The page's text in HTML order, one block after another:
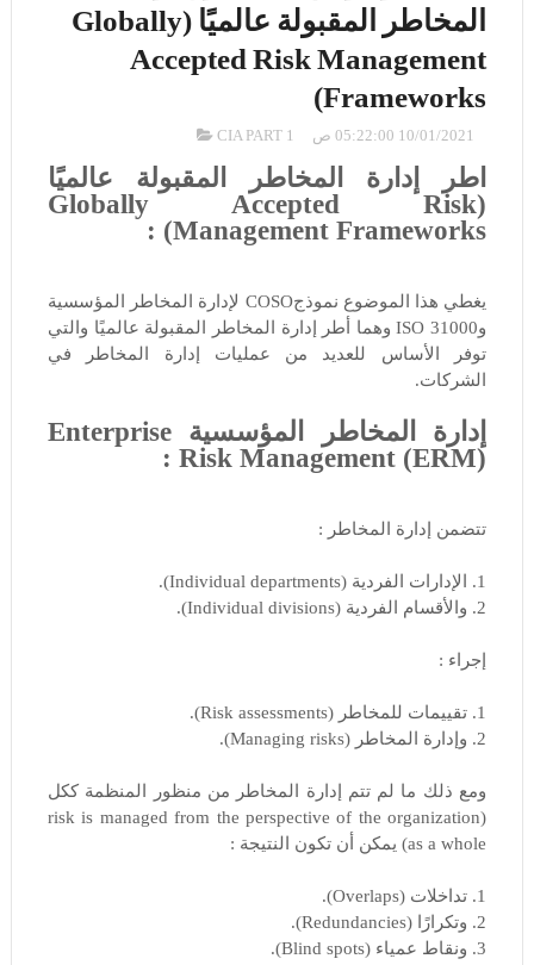
المخاطر المقبولة عالميًا (Globally
Accepted Risk Management
Frameworks)
10/01/2021 05:22:00 ص CIA PART 1
أطر إدارة المخاطر المقبولة عالميًا
(Globally Accepted Risk
Management Frameworks) :
يغطي هذا الموضوع نموذجCOSO لإدارة المخاطر المؤسسية
وISO 31000 وهما أطر إدارة المخاطر المقبولة عالميًا والتي
توفر الأساس للعديد من عمليات إدارة المخاطر في
الشركات.
إدارة المخاطر المؤسسية Enterprise
Risk Management (ERM) :
تتضمن إدارة المخاطر :
1. الإدارات الفردية (Individual departments).
2. والأقسام الفردية (Individual divisions).
إجراء :
1. تقييمات للمخاطر (Risk assessments).
2. وإدارة المخاطر (Managing risks).
ومع ذلك ما لم تتم إدارة المخاطر من منظور المنظمة ككل
(risk is managed from the perspective of the organization
as a whole) يمكن أن تكون النتيجة :
1. تداخلات (Overlaps).
2. وتكرارًا (Redundancies).
3. ونقاط عمياء (Blind spots).